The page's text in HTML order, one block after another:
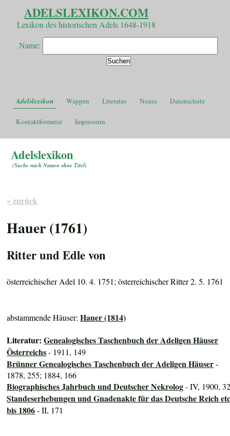
ADELSLEXIKON.COM
Lexikon des historischen Adels 1648-1918
Name:
Adelslexikon Wappen Literatur Neues Datenschutz
Kontaktformular Impressum
Adelslexikon
(Suche nach Namen ohne Titel)
« zurück
Hauer (1761)
Ritter und Edle von
österreichischer Adel 10. 4. 1751; österreichischer Ritter 2. 5. 1761
abstammende Häuser:Hauer (1814)
Literatur:Genealogisches Taschenbuch der Adeligen Häuser
Österreichs- 1911, 149
Brünner Genealogisches Taschenbuch der Adeligen Häuser-
1878, 255; 1884, 166
Biographisches Jahrbuch und Deutscher Nekrolog- IV, 1900,
Standeserhebungen und Gnadenakte für das Deutsche Reich
bis 1806- II, 171